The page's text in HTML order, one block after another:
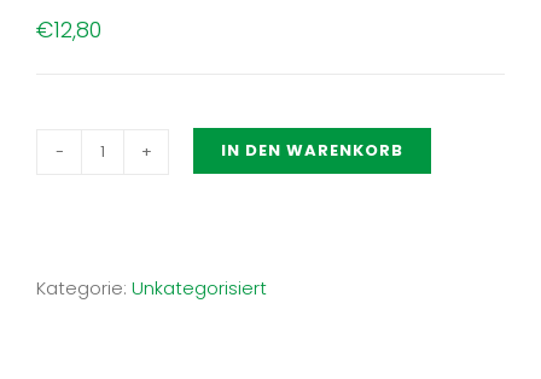
€12,80
IN DEN WARENKORB
Kategorie: Unkategorisiert